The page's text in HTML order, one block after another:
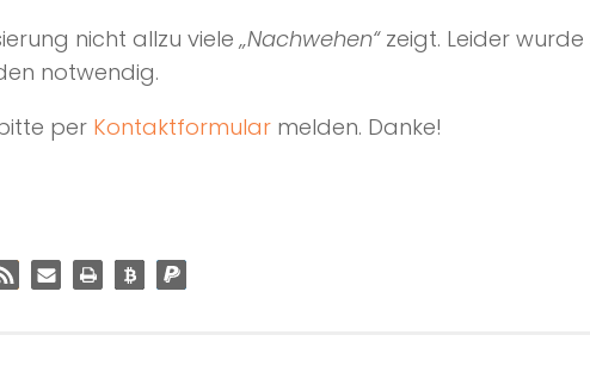
nicht allzu viele„Nachwehen“zeigt. Leider
notwendig.
per Kontaktformular melden. Danke!